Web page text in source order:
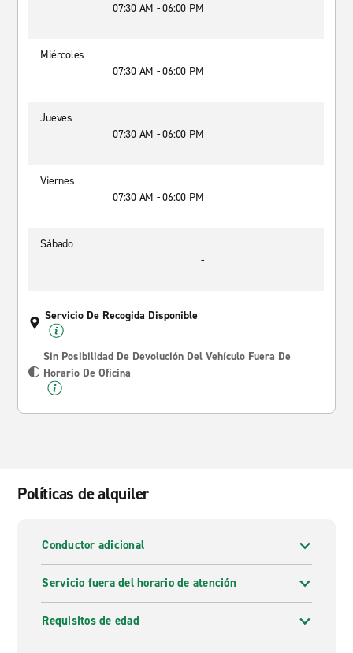
07:30 AM - 06:00 PM
Miércoles
07:30 AM - 06:00 PM
Jueves
07:30 AM - 06:00 PM
Viernes
07:30 AM - 06:00 PM
Sábado
-
Servicio De Recogida Disponible
Sin Posibilidad De Devolución Del Vehículo Fuera De
Horario De Oficina
Políticas de alquiler
Conductor adicional
Servicio fuera del horario de atención
Requisitos de edad